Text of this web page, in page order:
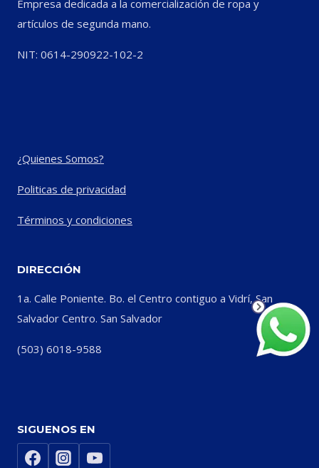
Empresa dedicada a la comercialización de ropa y
artículos de segunda mano.
NIT: 0614-290922-102-2
¿Quienes Somos?
Politicas de privacidad
Términos y condiciones
DIRECCIÓN
1a. Calle Poniente. Bo. el Centro contiguo a Vidrí, San
Salvador Centro. San Salvador
(503) 6018-9588
SIGUENOS EN